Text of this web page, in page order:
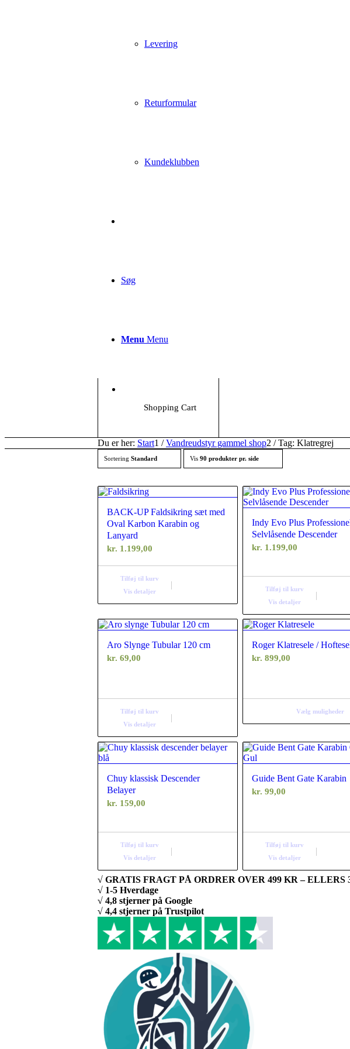
Levering
Returformular
Kundeklubben
Søg
Menu Menu
Shopping Cart
Du er her: Start1 / Vandreudstyr gammel shop2 / Tag: Klatregrej
Sortering Standard Vis 90 produkter pr. side
BACK-UP Faldsikring sæt med
Oval Karbon Karabin og
Lanyard
kr. 1.199,00
Tilføj til kurv
Vis detaljer
Indy Evo Plus
Selvlåsende Descender
kr. 1.199,00
Tilføj til kurv
Vis detaljer
Aro Slynge Tubular 120 cm
kr. 69,00
Tilføj til kurv
Vis detaljer
Roger Klatresele /
kr. 899,00
Vælg muligheder
Chuy klassisk Descender
Belayer
kr. 159,00
Tilføj til kurv
Vis detaljer
Guide Bent Gate Karabin
kr. 99,00
Tilføj til kurv
Vis detaljer
√ GRATIS FRAGT PÅ ORDRER OVER 499 KR – ELLERS
√ 1-5 Hverdage
√ 4,8 stjerner på Google
√ 4,4 stjerner på Trustpilot